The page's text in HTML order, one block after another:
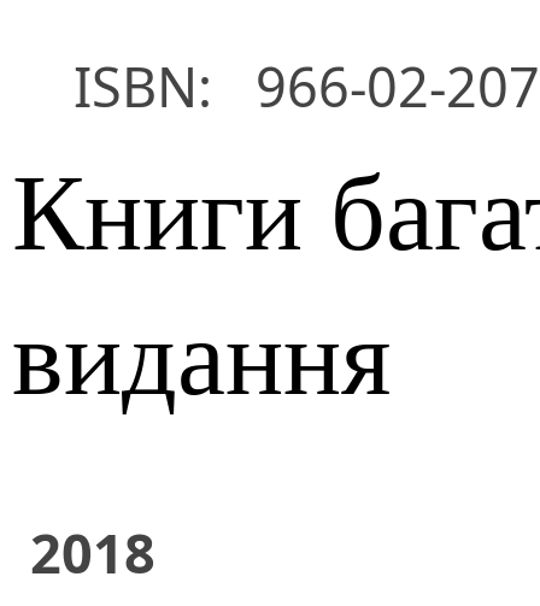
ISBN: 966-02-
Книги
видання
2018